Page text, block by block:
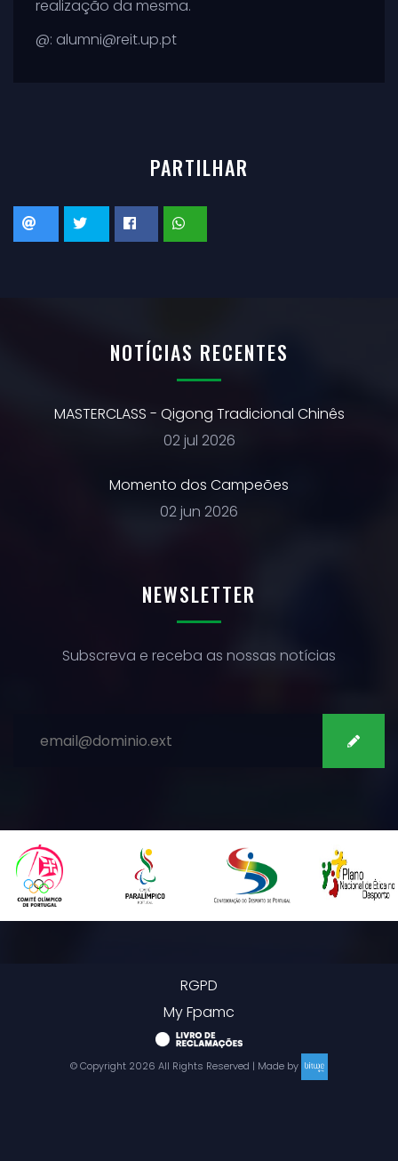
realização da mesma.
@: alumni@reit.up.pt
PARTILHAR
NOTÍCIAS RECENTES
MASTERCLASS - Qigong Tradicional Chinês
02 jul 2026
Momento dos Campeões
02 jun 2026
NEWSLETTER
Subscreva e receba as nossas notícias
RGPD
My Fpamc
© Copyright 2026 All Rights Reserved | Made by